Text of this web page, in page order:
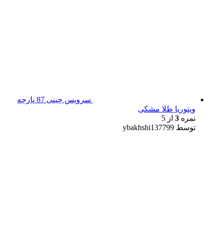
سرویس چینی 87 پارچه
ویتوریا طلا مشکی
نمره 3 از 5
توسط ybakhshi137799